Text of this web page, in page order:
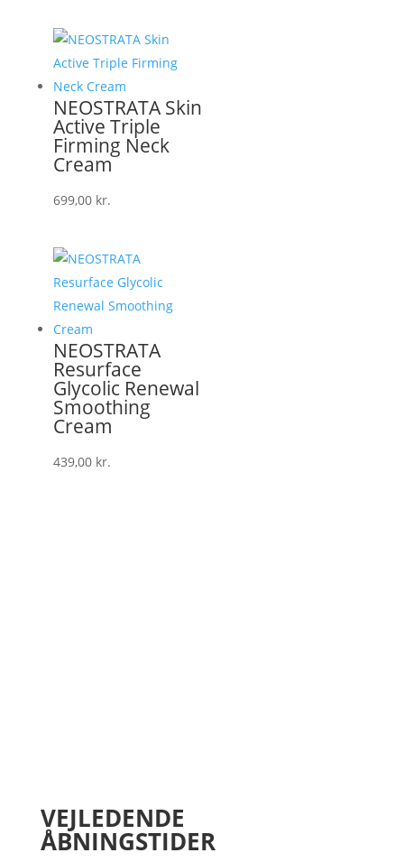
NEOSTRATA Skin
Active Triple
Firming Neck
Cream
699,00 kr.
NEOSTRATA
Resurface
Glycolic Renewal
Smoothing
Cream
439,00 kr.
VEJLEDENDE
ÅBNINGSTIDER